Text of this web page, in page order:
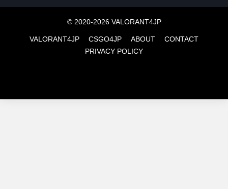
© 2020-2026 VALORANT4JP
VALORANT4JP CSGO4JP ABOUT
CONTACT
PRIVACY POLICY